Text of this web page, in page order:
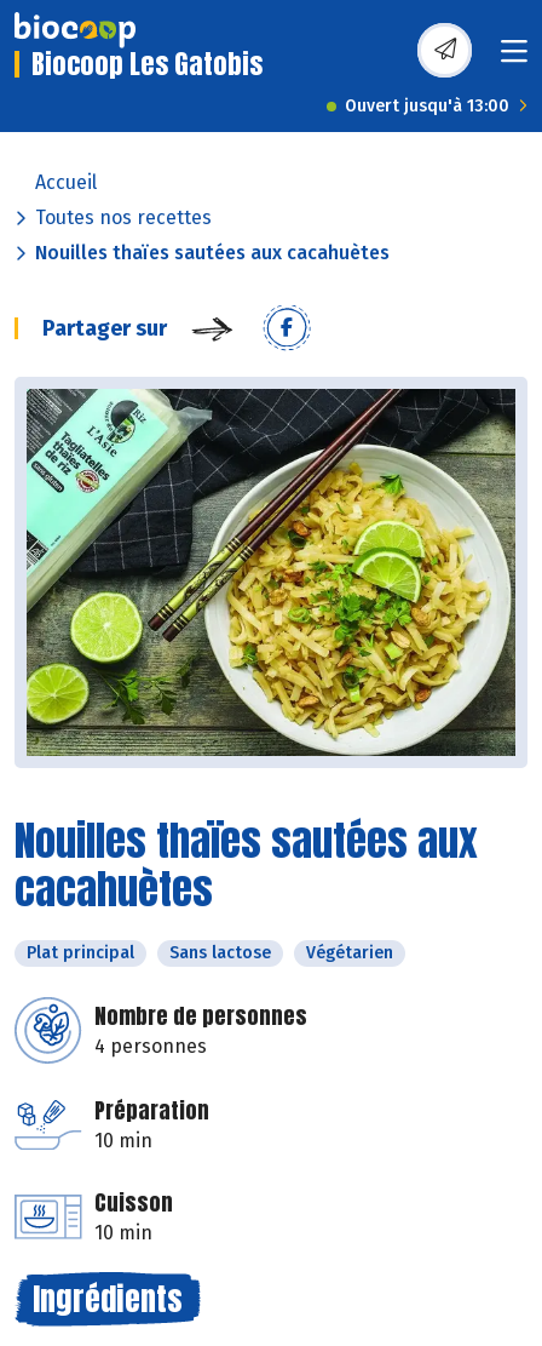
Biocoop Les Gatobis
Ouvert jusqu'à 13:00
Accueil
Toutes nos recettes
Nouilles thaïes sautées aux cacahuètes
Partager sur
Nouilles thaïes sautées aux
cacahuètes
Plat principal Sans lactose Végétarien
Nombre de personnes
4 personnes
Préparation
10 min
Cuisson
10 min
Ingrédients